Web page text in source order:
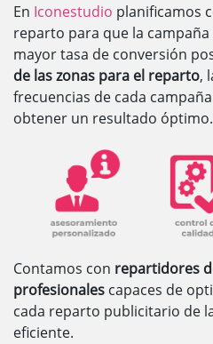
En Iconestudio planificamos
reparto para que la
mayor tasa de conversión
de las zonas para el reparto,
frecuencias de cada
obtener un resultado óptimo.
Contamos con repartidores
profesionales capaces de
cada reparto publicitario de
eficiente.